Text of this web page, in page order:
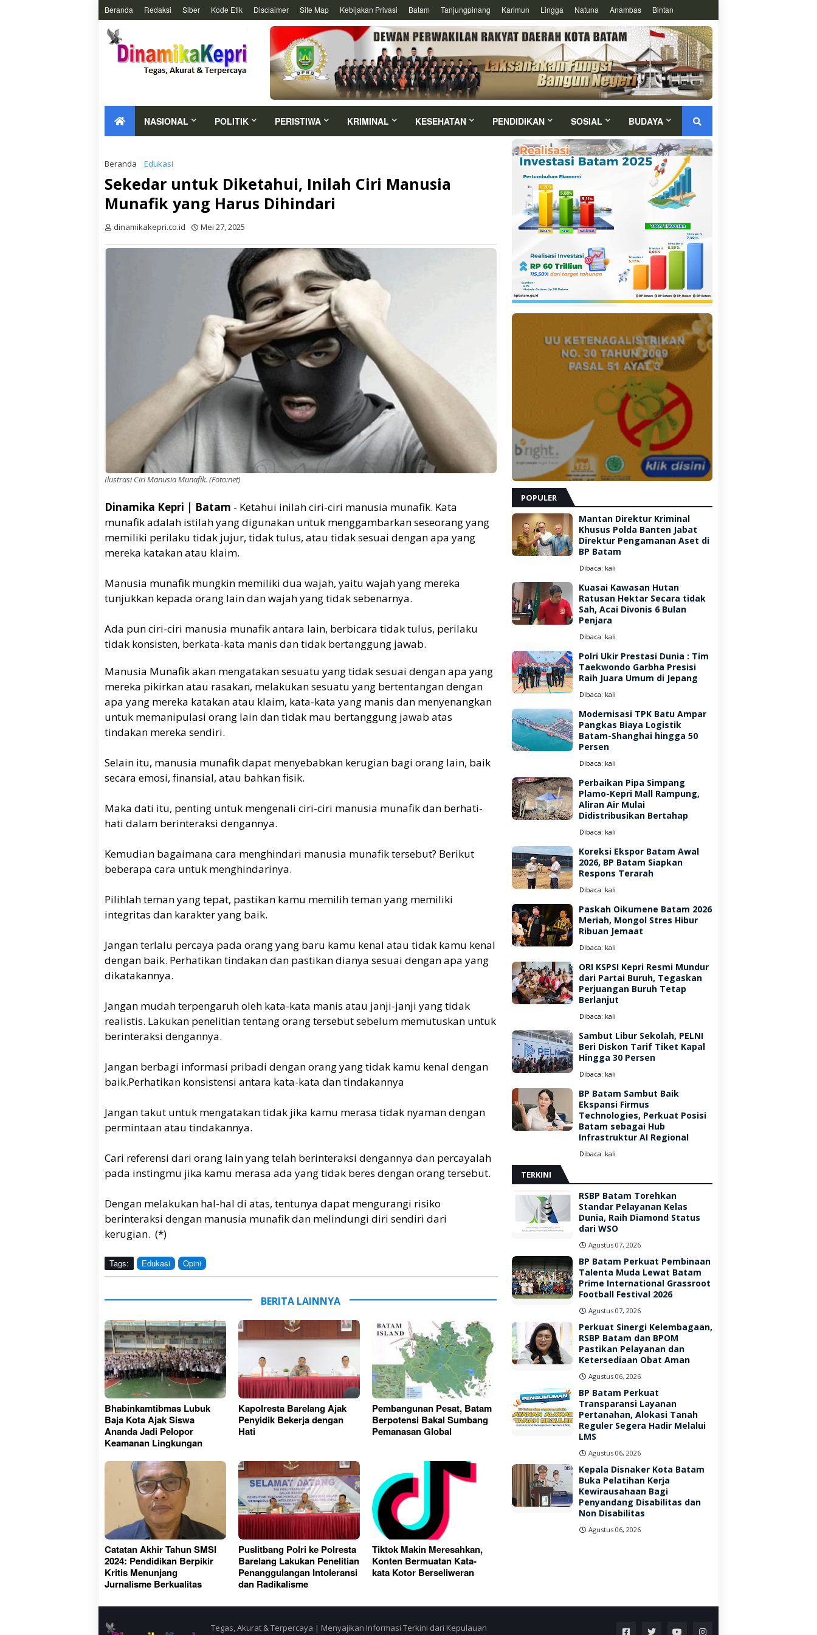
Beranda Redaksi Siber Kode Etik Disclaimer Site Map Kebijakan Privasi Batam Tanjungpinang Karimun Lingga Natuna Anambas Bintan
NASIONAL POLITIK PERISTIWA KRIMINAL KESEHATAN PENDIDIKAN SOSIAL BUDAYA
Beranda Edukasi
Sekedar untuk Diketahui, Inilah Ciri Manusia
Munafik yang Harus Dihindari
dinamikakepri.co.id Mei 27, 2025
Ilustrasi Ciri Manusia Munafik. (Foto:net)
Dinamika Kepri | Batam - Ketahui inilah ciri-ciri manusia munafik. Kata
munafik adalah istilah yang digunakan untuk menggambarkan seseorang yang
memiliki perilaku tidak jujur, tidak tulus, atau tidak sesuai dengan apa yang
mereka katakan atau klaim.
Manusia munafik mungkin memiliki dua wajah, yaitu wajah yang mereka
tunjukkan kepada orang lain dan wajah yang tidak sebenarnya.
Ada pun ciri-ciri manusia munafik antara lain, berbicara tidak tulus, perilaku
tidak konsisten, berkata-kata manis dan tidak bertanggung jawab.
Manusia Munafik akan mengatakan sesuatu yang tidak sesuai dengan apa yang
mereka pikirkan atau rasakan, melakukan sesuatu yang bertentangan dengan
apa yang mereka katakan atau klaim, kata-kata yang manis dan menyenangkan
untuk memanipulasi orang lain dan tidak mau bertanggung jawab atas
tindakan mereka sendiri.
Selain itu, manusia munafik dapat menyebabkan kerugian bagi orang lain, baik
secara emosi, finansial, atau bahkan fisik.
Maka dati itu, penting untuk mengenali ciri-ciri manusia munafik dan berhati-
hati dalam berinteraksi dengannya.
Kemudian bagaimana cara menghindari manusia munafik tersebut? Berikut
beberapa cara untuk menghindarinya.
Pilihlah teman yang tepat, pastikan kamu memilih teman yang memiliki
integritas dan karakter yang baik.
Jangan terlalu percaya pada orang yang baru kamu kenal atau tidak kamu kenal
dengan baik. Perhatikan tindakan dan pastikan dianya sesuai dengan apa yang
dikatakannya.
Jangan mudah terpengaruh oleh kata-kata manis atau janji-janji yang tidak
realistis. Lakukan penelitian tentang orang tersebut sebelum memutuskan untuk
berinteraksi dengannya.
Jangan berbagi informasi pribadi dengan orang yang tidak kamu kenal dengan
baik.Perhatikan konsistensi antara kata-kata dan tindakannya
Jangan takut untuk mengatakan tidak jika kamu merasa tidak nyaman dengan
permintaan atau tindakannya.
Cari referensi dari orang lain yang telah berinteraksi dengannya dan percayalah
pada instingmu jika kamu merasa ada yang tidak beres dengan orang tersebut.
Dengan melakukan hal-hal di atas, tentunya dapat mengurangi risiko
berinteraksi dengan manusia munafik dan melindungi diri sendiri dari
kerugian. (*)
Tags: Edukasi Opini
BERITA LAINNYA
Bhabinkamtibmas Lubuk
Baja Kota Ajak Siswa
Ananda Jadi Pelopor
Keamanan Lingkungan
Kapolresta Barelang Ajak
Penyidik Bekerja dengan
Hati
Pembangunan Pesat, Batam
Berpotensi Bakal Sumbang
Pemanasan Global
Catatan Akhir Tahun SMSI
2024: Pendidikan Berpikir
Kritis Menunjang
Jurnalisme Berkualitas
Puslitbang Polri ke Polresta
Barelang Lakukan Penelitian
Penanggulangan Intoleransi
dan Radikalisme
Tiktok Makin Meresahkan,
Konten Bermuatan Kata-
kata Kotor Berseliweran
POPULER
Mantan Direktur Kriminal
Khusus Polda Banten Jabat
Direktur Pengamanan Aset di
BP Batam
Dibaca: kali
Kuasai Kawasan Hutan
Ratusan Hektar Secara tidak
Sah, Acai Divonis 6 Bulan
Penjara
Dibaca: kali
Polri Ukir Prestasi Dunia : Tim
Taekwondo Garbha Presisi
Raih Juara Umum di Jepang
Dibaca: kali
Modernisasi TPK Batu Ampar
Pangkas Biaya Logistik
Batam-Shanghai hingga 50
Persen
Dibaca: kali
Perbaikan Pipa Simpang
Plamo-Kepri Mall Rampung,
Aliran Air Mulai
Didistribusikan Bertahap
Dibaca: kali
Koreksi Ekspor Batam Awal
2026, BP Batam Siapkan
Respons Terarah
Dibaca: kali
Paskah Oikumene Batam 2026
Meriah, Mongol Stres Hibur
Ribuan Jemaat
Dibaca: kali
ORI KSPSI Kepri Resmi Mundur
dari Partai Buruh, Tegaskan
Perjuangan Buruh Tetap
Berlanjut
Dibaca: kali
Sambut Libur Sekolah, PELNI
Beri Diskon Tarif Tiket Kapal
Hingga 30 Persen
Dibaca: kali
BP Batam Sambut Baik
Ekspansi Firmus
Technologies, Perkuat Posisi
Batam sebagai Hub
Infrastruktur AI Regional
Dibaca: kali
TERKINI
RSBP Batam Torehkan
Standar Pelayanan Kelas
Dunia, Raih Diamond Status
dari WSO
Agustus 07, 2026
BP Batam Perkuat Pembinaan
Talenta Muda Lewat Batam
Prime International Grassroot
Football Festival 2026
Agustus 07, 2026
Perkuat Sinergi Kelembagaan,
RSBP Batam dan BPOM
Pastikan Pelayanan dan
Ketersediaan Obat Aman
Agustus 06, 2026
BP Batam Perkuat
Transparansi Layanan
Pertanahan, Alokasi Tanah
Reguler Segera Hadir Melalui
LMS
Agustus 06, 2026
Kepala Disnaker Kota Batam
Buka Pelatihan Kerja
Kewirausahaan Bagi
Penyandang Disabilitas dan
Non Disabilitas
Agustus 06, 2026
Tegas, Akurat & Terpercaya | Menyajikan Informasi Terkini dari Kepulauan